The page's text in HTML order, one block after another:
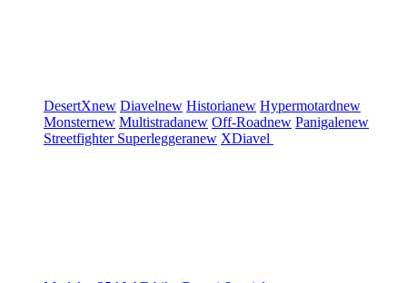
DesertXnew Diavelnew Historianew Hypermotardnew
Monsternew Multistradanew Off-Roadnew Panigalenew
Streetfighter Superleggeranew XDiavel